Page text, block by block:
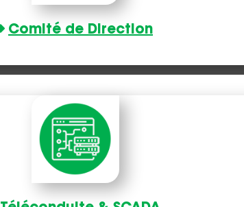
Comité de Direction